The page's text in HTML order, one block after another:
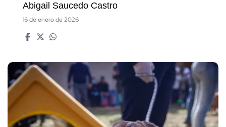
Abigail Saucedo Castro
16 de enero de 2026